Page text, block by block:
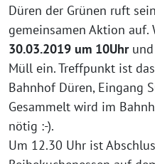
Düren der Grünen ruft
gemeinsamen Aktion auf.
30.03.2019 um 10Uhrund
Müll ein. Treffpunkt ist
Bahnhof Düren, Eingang
Gesammelt wird im
nötig :-).
Um 12.30 Uhr ist